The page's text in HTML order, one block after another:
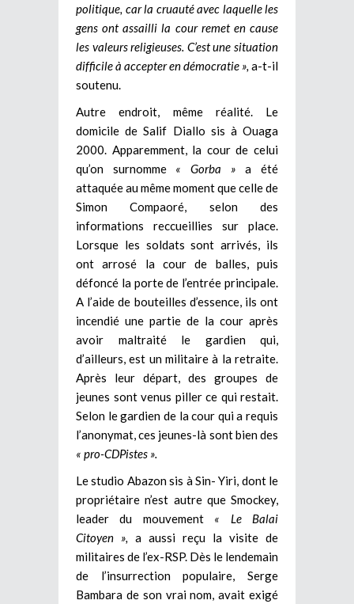
politique, car la cruauté avec laquelle les
gens ont assailli la cour remet en cause
les valeurs religieuses. C’est une situation
difficile à accepter en démocratie », a-t-il
soutenu.
Autre endroit, même réalité. Le
domicile de Salif Diallo sis à Ouaga
2000. Apparemment, la cour de celui
qu’on surnomme « Gorba » a été
attaquée au même moment que celle de
Simon Compaoré, selon des
informations reccueillies sur place.
Lorsque les soldats sont arrivés, ils
ont arrosé la cour de balles, puis
défoncé la porte de l’entrée principale.
A l’aide de bouteilles d’essence, ils ont
incendié une partie de la cour après
avoir maltraité le gardien qui,
d’ailleurs, est un militaire à la retraite.
Après leur départ, des groupes de
jeunes sont venus piller ce qui restait.
Selon le gardien de la cour qui a requis
l’anonymat, ces jeunes-là sont bien des
« pro-CDPistes ».
Le studio Abazon sis à Sin- Yiri, dont le
propriétaire n’est autre que Smockey,
leader du mouvement « Le Balai
Citoyen », a aussi reçu la visite de
militaires de l’ex-RSP. Dès le lendemain
de l’insurrection populaire, Serge
Bambara de son vrai nom, avait exigé